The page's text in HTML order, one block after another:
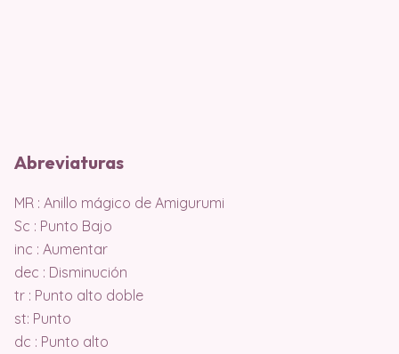
Abreviaturas
MR : Anillo mágico de Amigurumi
Sc : Punto Bajo
inc : Aumentar
dec : Disminución
tr : Punto alto doble
st: Punto
dc : Punto alto